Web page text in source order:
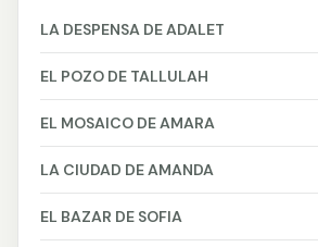
LA DESPENSA DE ADALET
EL POZO DE TALLULAH
EL MOSAICO DE AMARA
LA CIUDAD DE AMANDA
EL BAZAR DE SOFIA